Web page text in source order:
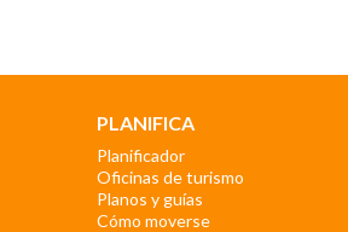
PLANIFICA
Planificador
Oficinas de turismo
Planos y guías
Cómo moverse